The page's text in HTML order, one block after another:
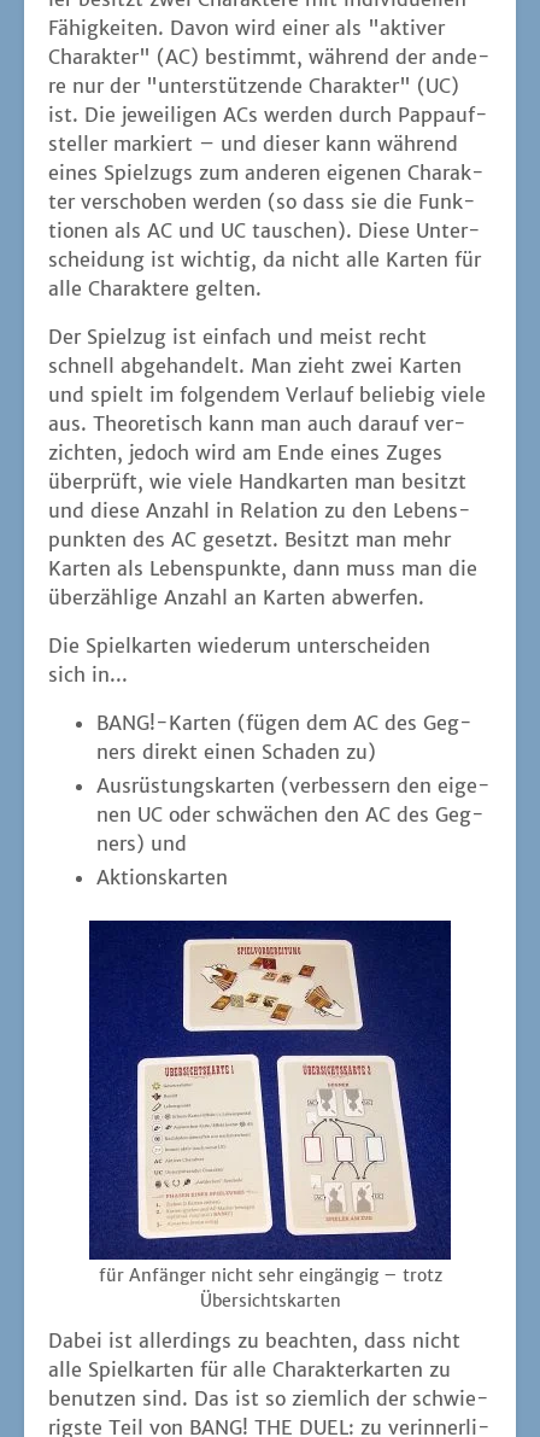
Fähig­kei­ten. Davon wird einer als "akti­ver
Cha­rak­ter" (AC) bestimmt, wäh­rend der ande­
re nur der "unter­stüt­zen­de Cha­rak­ter" (UC)
ist. Die jewei­li­gen ACs wer­den durch Papp­auf­
stel­ler mar­kiert – und die­ser kann wäh­rend
eines Spiel­zugs zum ande­ren eige­nen Cha­rak­
ter ver­scho­ben wer­den (so dass sie die Funk­
tio­nen als AC und UC tau­schen). Die­se Unter­
schei­dung ist wich­tig, da nicht alle Kar­ten für
alle Cha­rak­te­re gelten.
Der Spiel­zug ist ein­fach und meist recht
schnell abge­han­delt. Man zieht zwei Kar­ten
und spielt im fol­gen­dem Ver­lauf belie­big vie­le
aus. Theo­re­tisch kann man auch dar­auf ver­
zich­ten, jedoch wird am Ende eines Zuges
über­prüft, wie vie­le Hand­kar­ten man besitzt
und die­se Anzahl in Rela­ti­on zu den Lebens­
punk­ten des AC gesetzt. Besitzt man mehr
Kar­ten als Lebens­punk­te, dann muss man die
über­zäh­li­ge Anzahl an Kar­ten abwerfen.
Die Spiel­kar­ten wie­der­um unter­schei­den
sich in...
BANG!-Karten (fügen dem AC des Geg­
ners direkt einen Scha­den zu)
Aus­rüs­tungs­kar­ten (ver­bes­sern den eige­
nen UC oder schwä­chen den AC des Geg­
ners) und
Akti­ons­kar­ten
für Anfän­ger nicht sehr ein­gän­gig – trotz
Übersichtskarten
Dabei ist aller­dings zu beach­ten, dass nicht
alle Spiel­kar­ten für alle Cha­rak­ter­kar­ten zu
benut­zen sind. Das ist so ziem­lich der schwie­
rigs­te Teil von BANG! THE DUEL: zu ver­in­ner­li­